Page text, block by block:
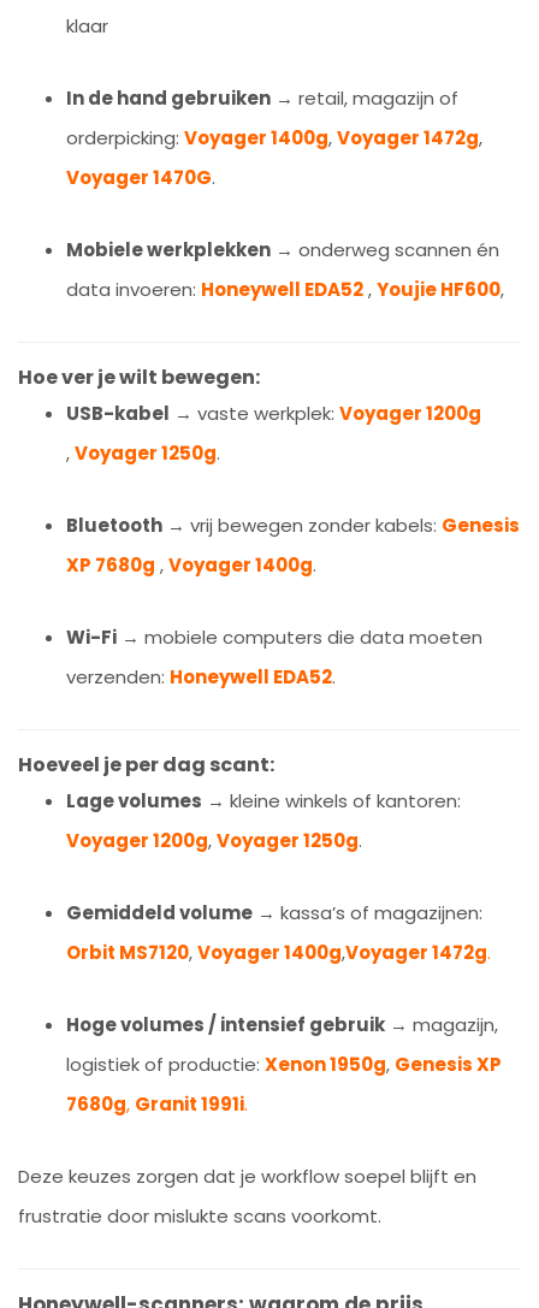
klaar
In de hand gebruiken → retail, magazijn of
orderpicking: Voyager 1400g,Voyager 1472g,
Voyager 1470G.
Mobiele werkplekken → onderweg scannen én
data invoeren: Honeywell EDA52,Youjie HF600,
Hoe ver je wilt bewegen:
USB-kabel → vaste werkplek: Voyager 1200g
,Voyager 1250g.
Bluetooth → vrij bewegen zonder kabels: Genesis
XP 7680g ,Voyager 1400g.
Wi-Fi → mobiele computers die data moeten
verzenden: Honeywell EDA52.
Hoeveel je per dag scant:
Lage volumes → kleine winkels of kantoren:
Voyager 1200g,Voyager 1250g.
Gemiddeld volume → kassa’s of magazijnen:
Orbit MS7120,Voyager 1400g,Voyager 1472g.
Hoge volumes / intensief gebruik → magazijn,
logistiek of productie: Xenon 1950g, Genesis XP
7680g, Granit 1991i.
Deze keuzes zorgen dat je workflow soepel blijft en
frustratie door mislukte scans voorkomt.